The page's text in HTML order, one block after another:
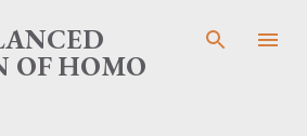
to main content
OF HOMO